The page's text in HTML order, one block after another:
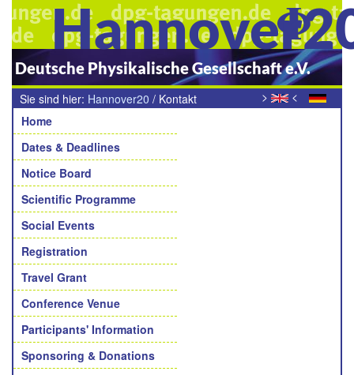
Deutsche Physikalische Gesellschaft e.V.
> <
Sie sind hier: Hannover20 / Kontakt
Navigation
Home
Dates & Deadlines
Notice Board
Scientific Programme
Social Events
Registration
Travel Grant
Conference Venue
Participants' Information
Sponsoring & Donations